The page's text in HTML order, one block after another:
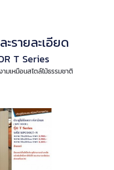
รายละเอียด
T Series
มเหมือนสไตล์ไม้ธรรมชาติ